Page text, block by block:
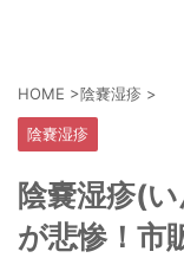
HOME >陰嚢湿疹 >
陰嚢湿疹
陰嚢湿疹(
が悲惨！市